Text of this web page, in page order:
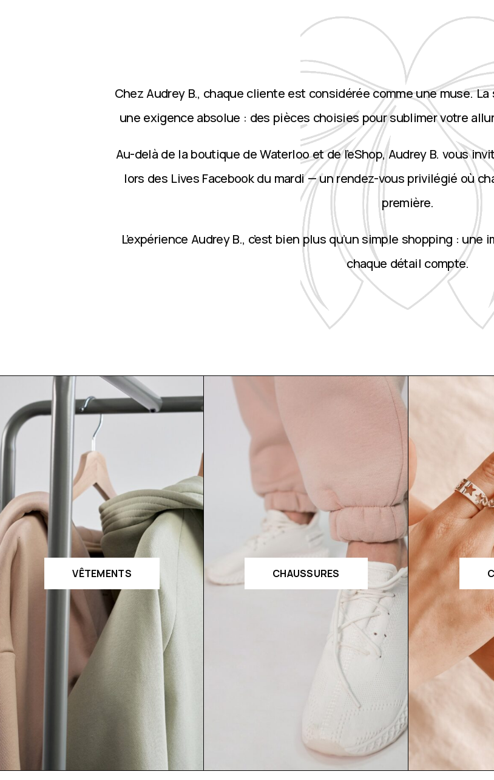
Chez Audrey B., chaque cliente est considérée comme une muse.
une exigence absolue : des pièces choisies pour sublimer votre
Au-delà de la boutique de Waterloo et de l’eShop, Audrey B. vous
lors des Lives Facebook du mardi — un rendez-vous privilégié où
première.
L’expérience Audrey B., c’est bien plus qu’un simple shopping :
chaque détail compte.
VÊTEMENTS CHAUSSURES